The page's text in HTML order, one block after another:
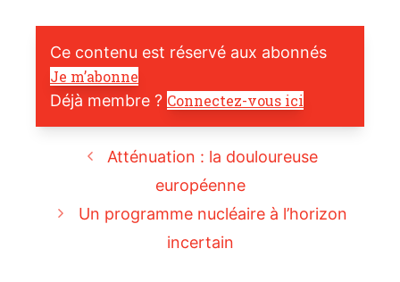
Ce contenu est réservé aux abonnés
Je m’abonne
Déjà membre ? Connectez-vous ici
Atténuation : la douloureuse
européenne
Un programme nucléaire à l’horizon
incertain